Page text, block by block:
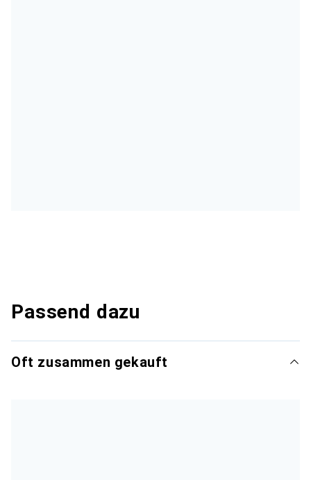
Passend dazu
Oft zusammen gekauft